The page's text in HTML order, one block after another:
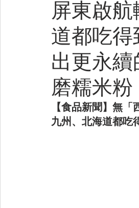
屏東啟
道都吃
出更永
磨糯米粉
【食品新聞】無
九州、北海道都吃